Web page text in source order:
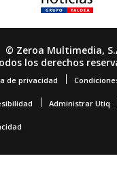
© Zeroa Multimedia,
los derechos
de privacidad
Administrar Utiq